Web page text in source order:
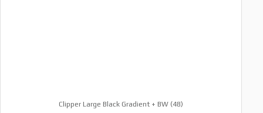
Clipper Large Black Gradient + BW (48)